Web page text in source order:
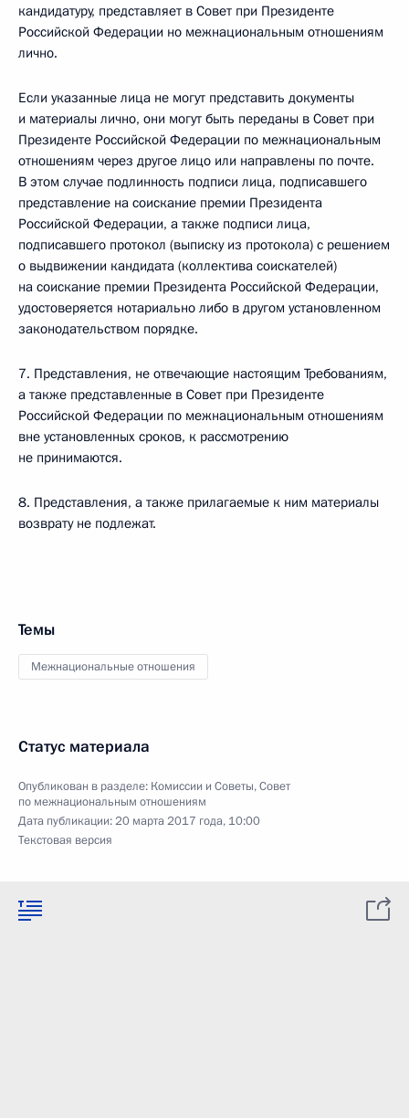
кандидатуру, представляет в Совет при Президенте
Российской Федерации но межнациональным отношениям
лично.
Если указанные лица не могут представить документы
и материалы лично, они могут быть переданы в Совет при
Президенте Российской Федерации по межнациональным
отношениям через другое лицо или направлены по почте.
В этом случае подлинность подписи лица, подписавшего
представление на соискание премии Президента
Российской Федерации, а также подписи лица,
подписавшего протокол (выписку из протокола) с решением
о выдвижении кандидата (коллектива соискателей)
на соискание премии Президента Российской Федерации,
удостоверяется нотариально либо в другом установленном
законодательством порядке.
7. Представления, не отвечающие настоящим Требованиям,
а также представленные в Совет при Президенте
Российской Федерации по межнациональным отношениям
вне установленных сроков, к рассмотрению
не принимаются.
8. Представления, а также прилагаемые к ним материалы
возврату не подлежат.
Темы
Межнациональные отношения
Статус материала
Опубликован в разделе: Комиссии и Советы,Совет
по межнациональным отношениям
Дата публикации:20 марта 2017 года, 10:00
Текстовая версия